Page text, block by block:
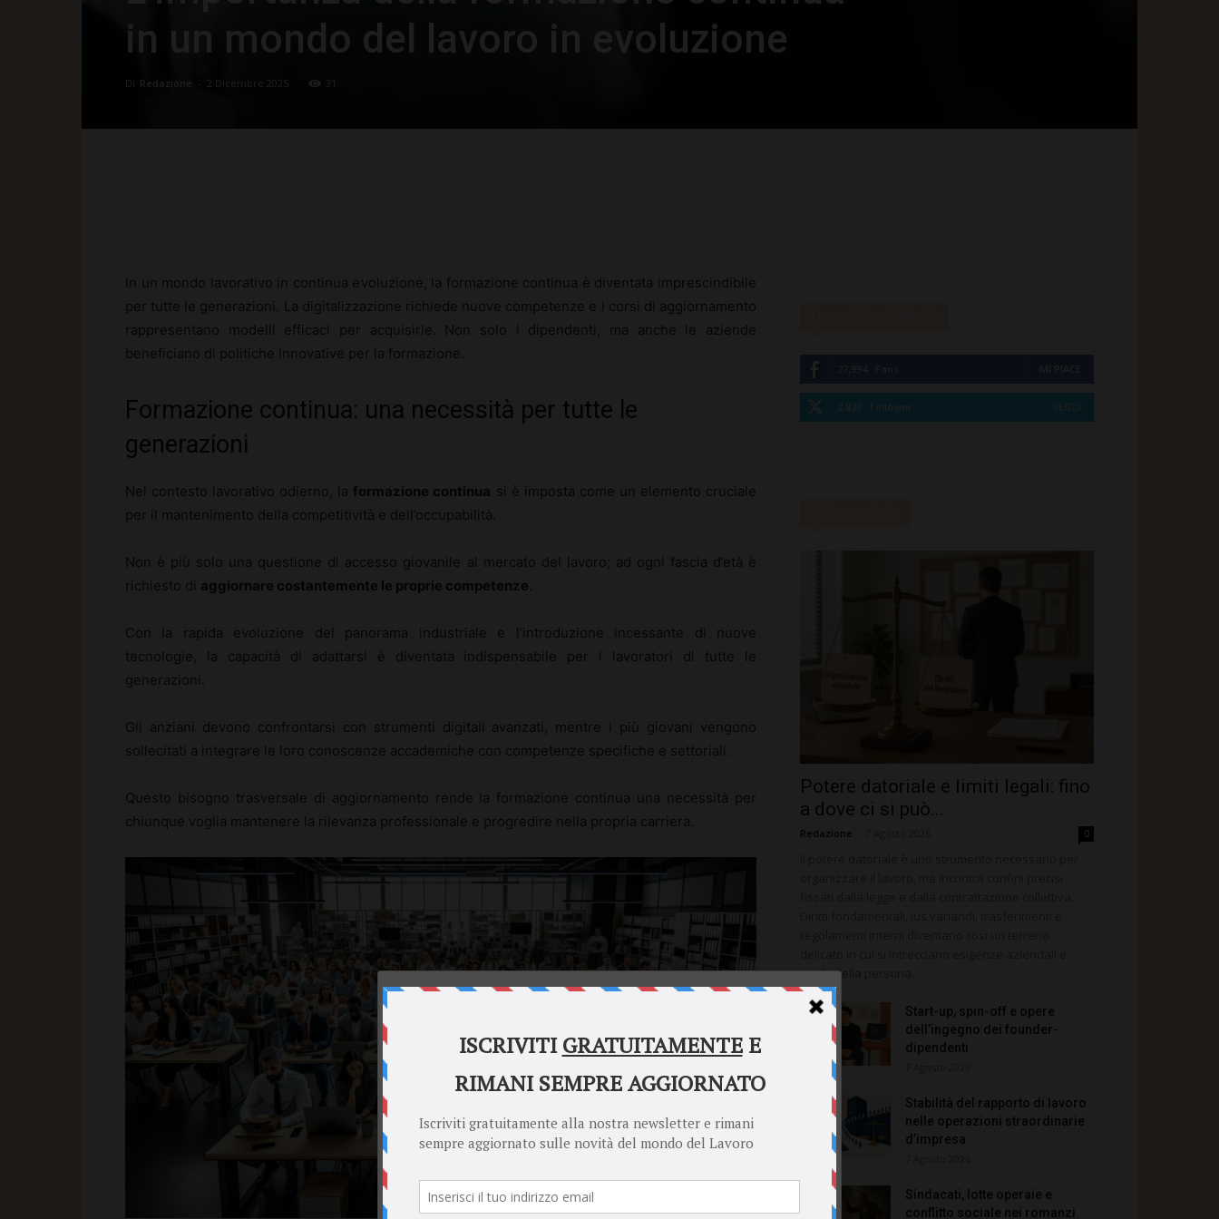
in un mondo del lavoro in evoluzione
Di Redazione 2 Dicembre 2025 31
In un mondo lavorativo in continua evoluzione, la formazione continua è diventata imprescindibile
per tutte le generazioni. La digitalizzazione richiede nuove competenze e i corsi di aggiornamento
rappresentano modelli efficaci per acquisirle. Non solo i dipendenti, ma anche le aziende
beneficiano di politiche innovative per la formazione.
Formazione continua: una necessità per tutte le
generazioni
Nel contesto lavorativo odierno, la formazione continua si è imposta come un elemento cruciale
per il mantenimento della competitività e dell’occupabilità.
Non è più solo una questione di accesso giovanile al mercato del lavoro; ad ogni fascia d’età è
richiesto di aggiornare costantemente le proprie competenze
Con la rapida evoluzione del panorama industriale e l’introduzione incessante di nuove
tecnologie, la capacità di adattarsi è diventata indispensabile per i lavoratori di tutte le
generazioni.
Gli anziani devono confrontarsi con strumenti digitali avanzati, mentre i più giovani vengono
sollecitati a integrare le loro conoscenze accademiche con competenze specifiche e settoriali.
Questo bisogno trasversale di aggiornamento rende la formazione continua una necessità per
chiunque voglia mantenere la rilevanza professionale e progredire nella propria carriera.
2,820 Follower SEGUI
Potere datoriale e limiti legali: fino
a dove ci si può...
Redazione 0
tutela della persona.
Start-up, spin-off e opere
dell’ingegno dei founder-
dipendenti
Stabilità del rapporto di lavoro
nelle operazioni straordinarie
d’impresa
Sindacati, lotte operaie e
conflitto sociale nei romanzi
Diritto Lavoro asks for your consent to use your
personal data for the following purposes:
Personalised advertising and content, advertising and content
Store and/or access information on a device
Learn more
Your personal data will be processed and information from your device